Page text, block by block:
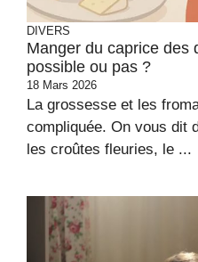
DIVERS
Manger du caprice des
possible ou pas ?
18 Mars 2026
La grossesse et les
compliquée. On vous dit
les croûtes fleuries, le ...